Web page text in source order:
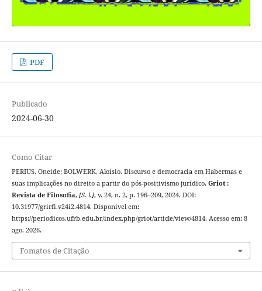
PDF
Publicado
2024-06-30
Como Citar
PERIUS, Oneide; BOLWERK, Aloísio. Discurso e democracia em Habermas e
suas implicações no direito a partir do pós-positivismo jurídico. Griot :
Revista de Filosofia, [S. l.], v. 24, n. 2, p. 196–209, 2024. DOI:
10.31977/grirfi.v24i2.4814. Disponível em:
https://periodicos.ufrb.edu.br/index.php/griot/article/view/4814. Acesso em: 8
ago. 2026.
Fomatos de Citação